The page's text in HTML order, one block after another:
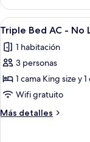
Bed
Room
AC
Abrir
todas
las
fotos
de
Triple
Bed
AC
4
Triple Bed AC - No
1 habitación
3 personas
1 cama King size y
Wifi gratuito
Más detalles
Más